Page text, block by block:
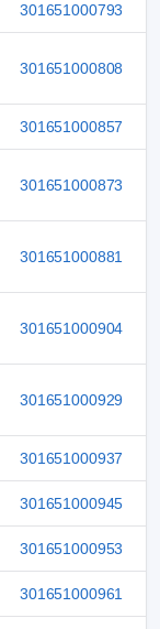
301651000793
301651000808
301651000857
301651000873
301651000881
301651000904
301651000929
301651000937
301651000945
301651000953
301651000961